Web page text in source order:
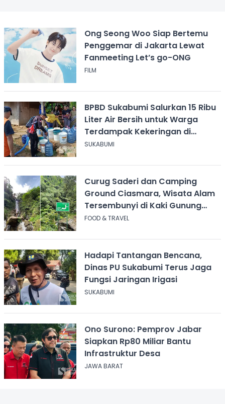
Ong Seong Woo Siap Bertemu
Penggemar di Jakarta Lewat
Fanmeeting Let’s go-ONG
FILM
BPBD Sukabumi Salurkan 15 Ribu
Liter Air Bersih untuk Warga
Terdampak Kekeringan di
Cicurug
SUKABUMI
Curug Saderi dan Camping
Ground Ciasmara, Wisata Alam
Tersembunyi di Kaki Gunung
Salak
FOOD & TRAVEL
Hadapi Tantangan Bencana,
Dinas PU Sukabumi Terus Jaga
Fungsi Jaringan Irigasi
SUKABUMI
Ono Surono: Pemprov Jabar
Siapkan Rp80 Miliar Bantu
Infrastruktur Desa
JAWA BARAT